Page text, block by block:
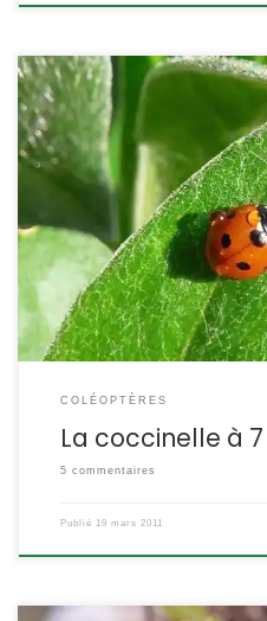
L’insecte que tout le monde
Ce n’est cependant pas la seule
trouver, en cherchant bien,
nous entourent. Coccinella
POSITION SYSTÉMATIQUE :
Coccinellidae ETYMOLOGIE : Le
latin coccinus, […]
COLÉOPTÈRES
La coccinelle à
5 commentaires
Publié 19 mars 2011